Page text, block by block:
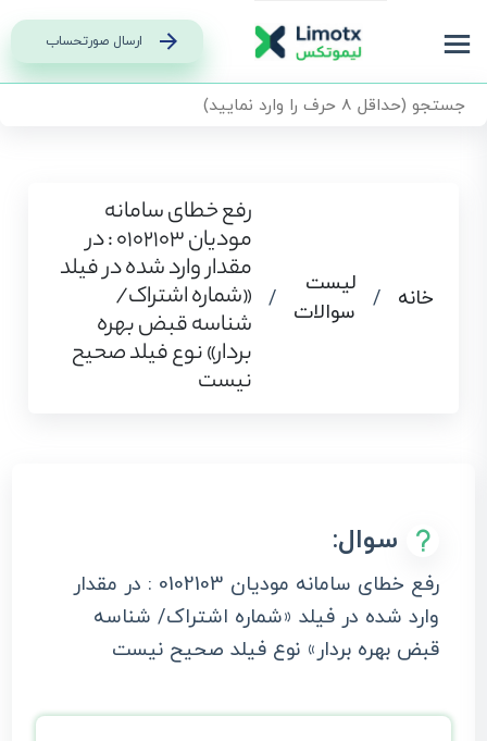
ارسال صورتحساب
خانه /
لیست
سوالات
/
رفع خطای سامانه
مودیان 0102103 : در
مقدار وارد شده در فیلد
«شماره اشتراک/
شناسه قبض بهره
بردار» نوع فیلد صحیح
نیست
سوال:
رفع خطای سامانه مودیان 0102103 : در مقدار
وارد شده در فیلد «شماره اشتراک/ شناسه
قبض بهره بردار» نوع فیلد صحیح نیست